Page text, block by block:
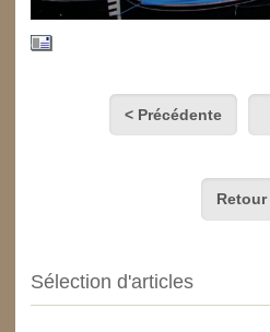
< Précédente
Retour
Sélection d'articles